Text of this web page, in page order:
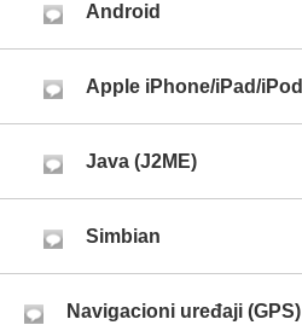
Android
Apple iPhone/iPad/iPod
Java (J2ME)
Simbian
Navigacioni uređaji (GPS)